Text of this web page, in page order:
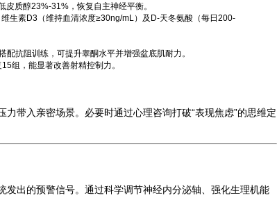
质醇23%-31%，恢复自主神经平衡。
生素D3（维持血清浓度≥30ng/mL）及D-天冬氨酸（每日200-
抗阻训练，可提升睾酮水平并增强盆底肌耐力。
组，能显著改善射精控制力。
带入亲密场景。必要时通过心理咨询打破“表现焦虑”的思维定
发出的预警信号。通过科学调节神经内分泌轴、强化生理机能